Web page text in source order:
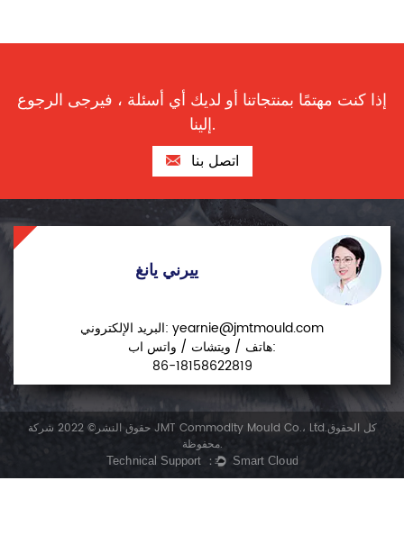
إذا كنت مهتمًا بمنتجاتنا أو لديك أي أسئلة ، فيرجى الرجوع
إلينا.
اتصل بنا
ييرني يانغ
البريد الإلكتروني: yearnie@jmtmould.com
هاتف / ويتشات / واتس اب:
86-18158622819
حقوق النشر© 2022 شركة JMT Commodity Mould Co.، Ltd.كل الحقوق
محفوظة.